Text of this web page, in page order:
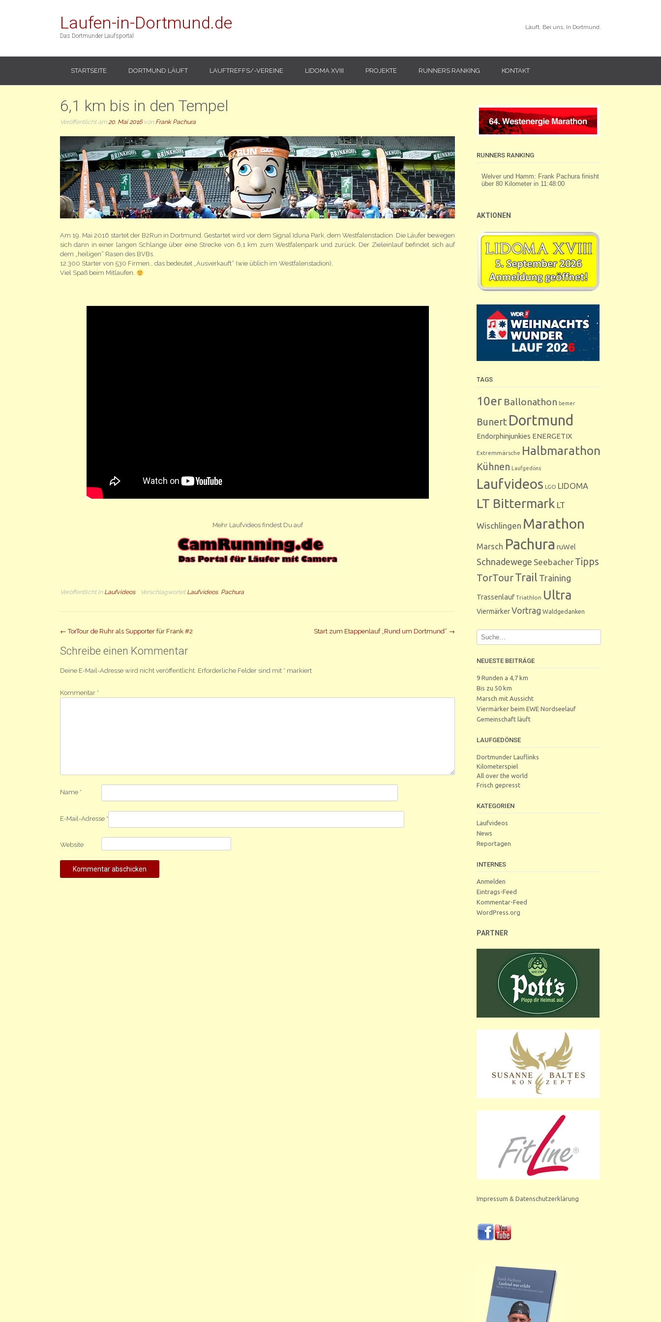
Laufen-in-Dortmund.de
Das Dortmunder Laufsportal
Läuft. Bei uns. In Dortmund.
STARTSEITE DORTMUND LÄUFT LAUFTREFFS/-VEREINE LIDOMA XVIII PROJEKTE RUNNERS RANKING KONTAKT
6,1 km bis in den Tempel
Veröffentlicht am20. Mai 2016von Frank Pachura
Am 19. Mai 2016 startet der B2Run in Dortmund. Gestartet wird vor dem Signal Iduna Park, dem Westfalenstadion. Die Läufer bewegen
sich dann in einer langen Schlange über eine Strecke von 6,1 km zum Westfalenpark und zurück. Der Zieleinlauf befindet sich auf
dem „heiligen“ Rasen des BVBs.
12.300 Starter von 530 Firmen… das bedeutet „Ausverkauft“ (wie üblich im Westfalenstadion).
Viel Spaß beim Mitlaufen.
Mehr Laufvideos findest Du auf
Veröffentlicht in Laufvideos Verschlagwortet Laufvideos, Pachura
Beitrag
Navigation
← TorTour de Ruhr als Supporter für Frank #2 Start zum Etappenlauf „Rund um Dortmund“ →
Schreibe einen Kommentar
Deine E-Mail-Adresse wird nicht veröffentlicht. Erforderliche Felder sind mit * markiert
Kommentar *
Name *
E-Mail-Adresse *
Website
RUNNERS RANKING
AKTIONEN
TAGS
10er Ballonathon bemer
Bunert Dortmund
Endorphinjunkies ENERGETIX
Extremmärsche Halbmarathon
Kühnen Laufgedöns
Laufvideos LGO LIDOMA
LT Bittermark LT
Wischlingen Marathon
Marsch Pachura ruWel
Schnadewege Seebacher Tipps
TorTourTrail Training
Trassenlauf Triathlon Ultra
ViermärkerVortrag Waldgedanken
NEUESTE BEITRÄGE
9 Runden a 4,7 km
Bis zu 50 km
Marsch mit Aussicht
Viermärker beim EWE Nordseelauf
Gemeinschaft läuft
LAUFGEDÖNSE
Dortmunder Lauflinks
Kilometerspiel
All over the world
Frisch gepresst
KATEGORIEN
Laufvideos
News
Reportagen
INTERNES
Anmelden
Eintrags-Feed
Kommentar-Feed
WordPress.org
PARTNER
Impressum & Datenschutzerklärung